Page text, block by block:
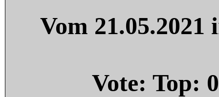
Vom
Vote: Top: 0